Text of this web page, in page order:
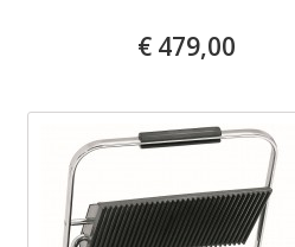
€ 479,00